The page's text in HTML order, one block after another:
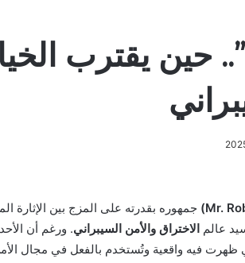
حين يقترب
جمهوره بقدرته على المزج بين الإثارة
عالم الاختراق والأمن السيبراني. ورغم أن
ظهرت فيه واقعية وتُستخدم بالفعل في مجال